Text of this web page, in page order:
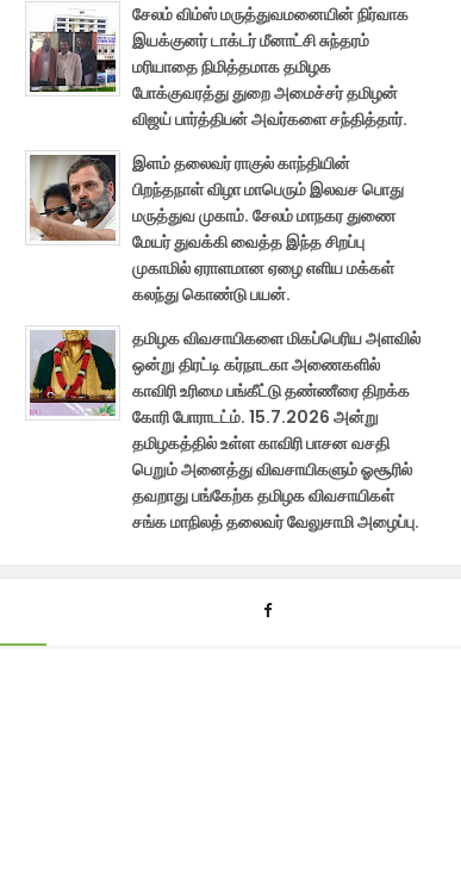
சேலம் விம்ஸ் மருத்துவமனையின் நிர்வாக
இயக்குனர் டாக்டர் மீனாட்சி சுந்தரம்
மரியாதை நிமித்தமாக தமிழக
போக்குவரத்து துறை அமைச்சர் தமிழன்
விஜய் பார்த்திபன் அவர்களை சந்தித்தார்.
இளம் தலைவர் ராகுல் காந்தியின்
பிறந்தநாள் விழா மாபெரும் இலவச பொது
மருத்துவ முகாம். சேலம் மாநகர துணை
மேயர் துவக்கி வைத்த இந்த சிறப்பு
முகாமில் ஏராளமான ஏழை எளிய மக்கள்
கலந்து கொண்டு பயன்.
தமிழக விவசாயிகளை மிகப்பெரிய அளவில்
ஒன்று திரட்டி கர்நாடகா அணைகளில்
காவிரி உரிமை பங்கீட்டு தண்ணீரை திறக்க
கோரி போராடட்ம். 15.7.2026 அன்று
தமிழகத்தில் உள்ள காவிரி பாசன வசதி
பெறும் அனைத்து விவசாயிகளும் ஓசூரில்
தவறாது பங்கேற்க தமிழக விவசாயிகள்
சங்க மாநிலத் தலைவர் வேலுசாமி அழைப்பு.